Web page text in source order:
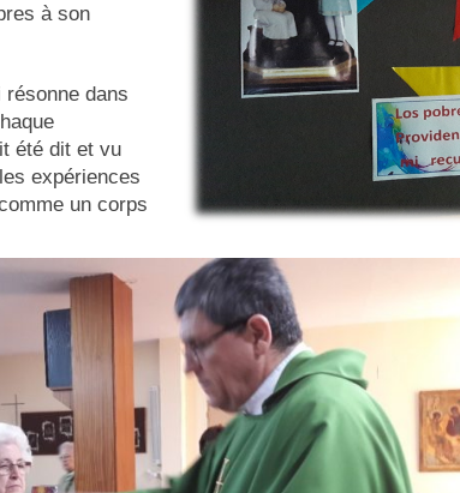
à son
résonne dans
été dit et vu
expériences
un corps